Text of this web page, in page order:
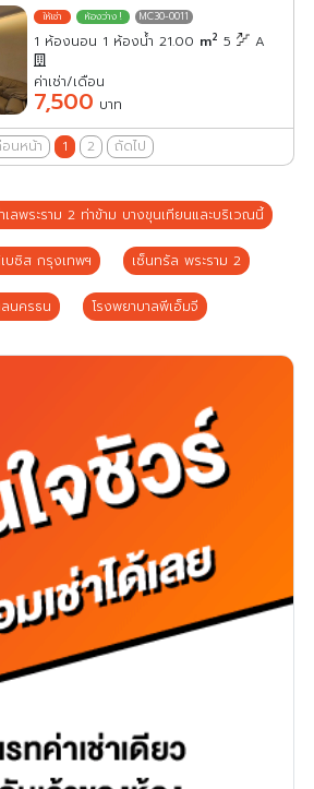
MC30-0011
1 ห้องนอน 1 ห้องน้ำ 21.00 m2 5 A
ค่าเช่า/เดือน
7,500 บาท
นหน้า 1 2 ถัดไป
ลพระราม 2 ท่าข้าม บางขุนเทียนและบริเวณนี้
บซิส กรุงเทพฯ เซ็นทรัล พระราม 2
นครธน โรงพยาบาลพีเอ็มจี